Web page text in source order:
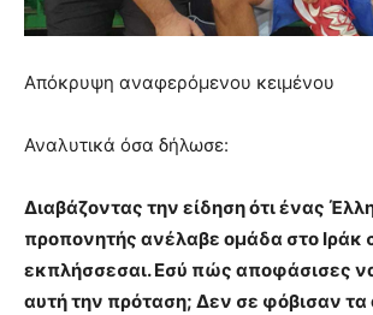
Απόκρυψη αναφερόμενου κειμένου
Αναλυτικά όσα δήλωσε:
Διαβάζοντας την είδηση ότι ένας
προπονητής ανέλαβε ομάδα στο Ιράκ
εκπλήσσεσαι. Εσύ πώς αποφάσισες
αυτή την πρόταση; Δεν σε φόβισαν τα